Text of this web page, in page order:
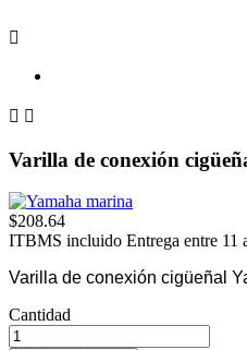

 
Varilla de conexión
$208.64
ITBMS incluido Entrega entre 11
Varilla de conexión cigüeñal
Cantidad